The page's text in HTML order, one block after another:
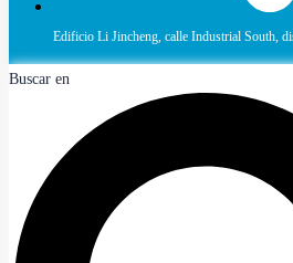
Edificio Li Jincheng, calle Industrial South,
Buscar en